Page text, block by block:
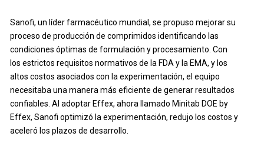
Sanofi, un líder farmacéutico mundial, se propuso mejorar su
proceso de producción de comprimidos identificando las
condiciones óptimas de formulación y procesamiento. Con
los estrictos requisitos normativos de la FDA y la EMA, y los
altos costos asociados con la experimentación, el equipo
necesitaba una manera más eficiente de generar resultados
confiables. Al adoptar Effex, ahora llamado Minitab DOE by
Effex, Sanofi optimizó la experimentación, redujo los costos y
aceleró los plazos de desarrollo.